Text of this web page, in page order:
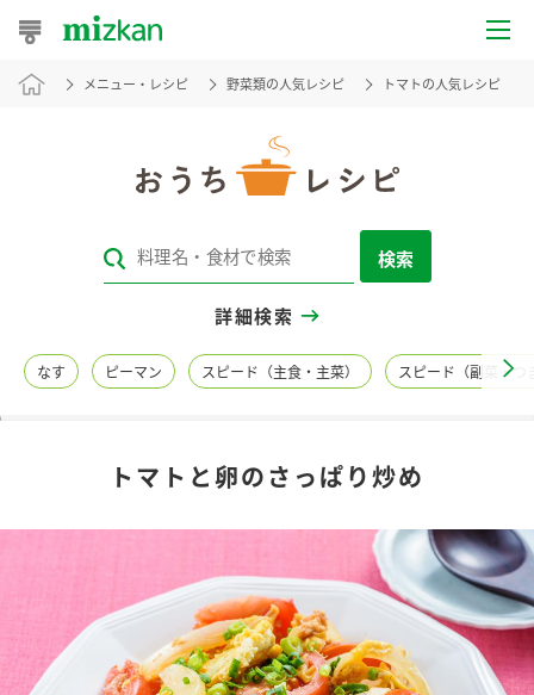
おうちレシピ
レシピカテゴリ一覧
レシピ名特集
商品情報
調味酢
新商品一覧
キャンペーン情報
メニュー・レシピ 野菜類の人気レシピ トマトの人気レシピ
検索
詳細検索
なす ピーマン スピード（主食・主菜） スピード（副菜・つ
トマトと卵のさっぱり炒め